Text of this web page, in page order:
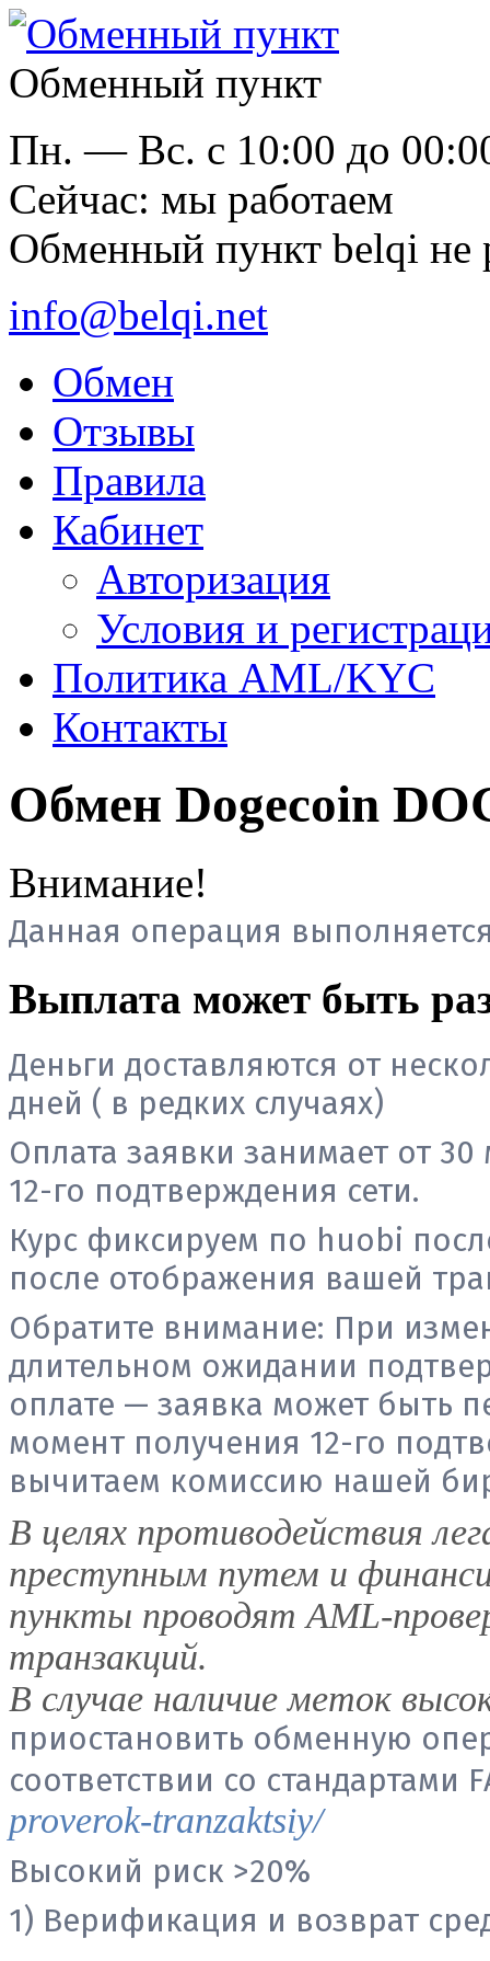
Обменный пункт
Пн. — Вс. с 10:00 до
Cейчас: мы работаем
Обменный пункт belqi не
info@belqi.net
Обмен
Отзывы
Правила
Кабинет
Авторизация
Условия и
Политика AML/KYC
Контакты
Обмен Dogecoin
Внимание!
Данная операция
Выплата может быть
Деньги доставляются от
дней ( в редких случаях)
Оплата заявки занимает от
12-го подтверждения сети.
Курс фиксируем по huobi
после отображения вашей
Обратите внимание: При
длительном ожидании
оплате — заявка может быть
момент получения 12-го
вычитаем комиссию нашей
В целях противодействия
преступным путем и
пункты проводят AML-
транзакций.
В случае наличие меток
приостановить обменную
соответствии со стандартами
proverok-tranzaktsiy/
Высокий риск >20%
1) Верификация и возврат